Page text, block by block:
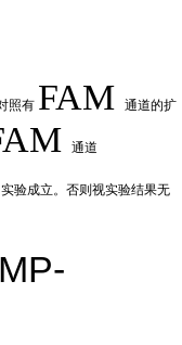
照有 FAM通道的扩
通道
实验成立。否则视实验结果无